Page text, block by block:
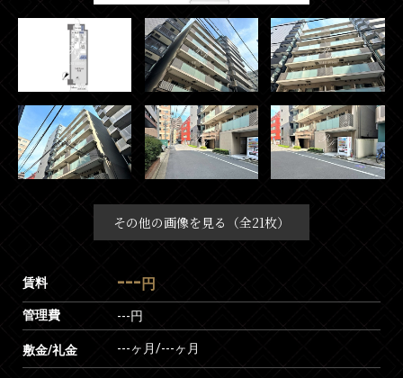
その他の画像を見る（全21枚）
賃料 --- 円
管理費 ---円
敷金/礼金 ---ヶ月/---ヶ月